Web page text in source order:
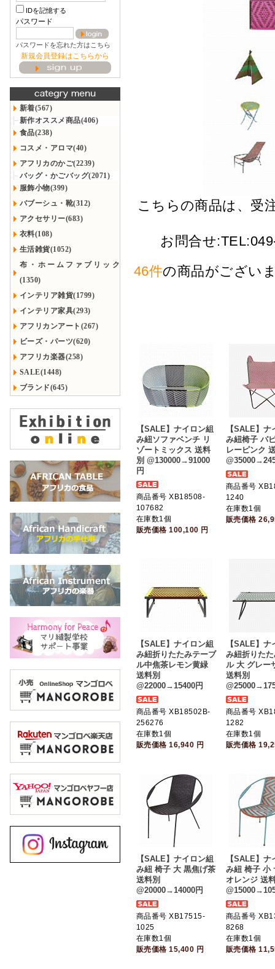
IDを記憶する
パスワード
パスワードを忘れた方はこちら
新規会員登録はこちらから
新着(567)
新作オススメ商品(406)
食品(238)
コスメ・アロマ(40)
アフリカのかご(2239)
バッグ・かごバッグ(2071)
服飾小物(399)
バブーシュ・靴(312)
アクセサリー(683)
衣料(108)
生活雑貨(1052)
布・ホームファブリック
(1350)
インテリア雑貨(1799)
インテリア家具(293)
アフリカンアート(267)
ビーズ・パーツ(620)
アフリカ楽器(258)
SALE(1448)
ブランド(645)
こちらの商品は、受
お問合せ
46件の商品がござい
【SALE】ナイロン組
み紐ソファベンチ リ
ゾートミックス 送料
別 @130000→91000
円
商品番号 XB18508-
107682
在庫数1個
販売価格100,100 円
【SALE】ナ
み紐椅子 パ
レーピンク
商品番号
1240
在庫数1個
販売価格
【SALE】ナイロン組
み紐折りたたみテーブ
ル中焦茶レモン黄緑
送料別
@22000→15400円
商品番号 XB18502B-
256276
在庫数1個
販売価格16,940 円
【SALE】ナ
み紐折りた
ル 大 グレー
送料別
商品番号
1282
在庫数1個
販売価格
【SALE】ナイロン組
み紐 椅子 大 黒焦げ茶
送料別
@20000→14000円
商品番号 XB17515-
1025
在庫数1個
販売価格15,400 円
【SALE】ナ
み紐 椅子 小
オレンジ 送
商品番号
8268
在庫数1個
販売価格